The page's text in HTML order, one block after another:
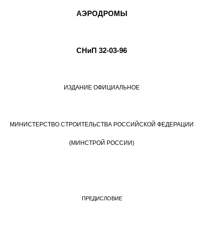
АЭРОДРОМЫ
СНиП 32-03-96
ИЗДАНИЕ ОФИЦИАЛЬНОЕ
МИНИСТЕРСТВО СТРОИТЕЛЬСТВА РОССИЙСКОЙ ФЕДЕРАЦИИ
(МИНСТРОЙ РОССИИ)
ПРЕДИСЛОВИЕ